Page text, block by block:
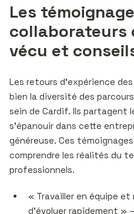
Les
collaborateurs
vécu et
Les retours d’expérience
bien la diversité des
sein de Cardif. Ils partagent
s’épanouir dans cette
généreuse. Ces
comprendre les réalités du
professionnels.
« Travailler en équipe et
d’évoluer rapidement »